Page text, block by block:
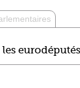
chaîne
Europe
les